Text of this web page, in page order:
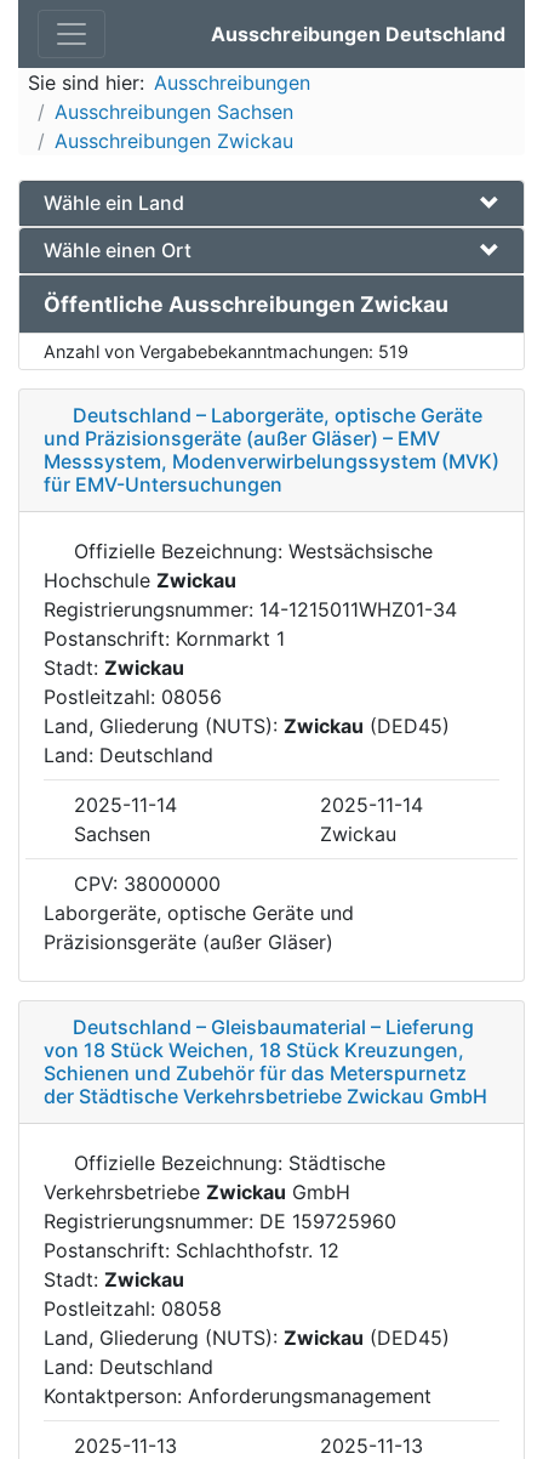
Ausschreibungen Deutschland
Sie sind hier: Ausschreibungen
Ausschreibungen Sachsen
Ausschreibungen Zwickau
Wähle ein Land
Wähle einen Ort
Öffentliche Ausschreibungen Zwickau
Anzahl von Vergabebekanntmachungen: 519
Deutschland – Laborgeräte, optische Geräte
und Präzisionsgeräte (außer Gläser) – EMV
Messsystem, Modenverwirbelungssystem (MVK)
für EMV-Untersuchungen
Offizielle Bezeichnung: Westsächsische
Hochschule Zwickau
Registrierungsnummer: 14-1215011WHZ01-34
Postanschrift: Kornmarkt 1
Stadt: Zwickau
Postleitzahl: 08056
Land, Gliederung (NUTS): Zwickau (DED45)
Land: Deutschland
2025-11-14
2025-11-14
Sachsen
Zwickau
CPV: 38000000
Laborgeräte, optische Geräte und
Präzisionsgeräte (außer Gläser)
Deutschland – Gleisbaumaterial – Lieferung
von 18 Stück Weichen, 18 Stück Kreuzungen,
Schienen und Zubehör für das Meterspurnetz
der Städtische Verkehrsbetriebe Zwickau GmbH
Offizielle Bezeichnung: Städtische
Verkehrsbetriebe Zwickau GmbH
Registrierungsnummer: DE 159725960
Postanschrift: Schlachthofstr. 12
Stadt: Zwickau
Postleitzahl: 08058
Land, Gliederung (NUTS): Zwickau (DED45)
Land: Deutschland
Kontaktperson: Anforderungsmanagement
2025-11-13
2025-11-13